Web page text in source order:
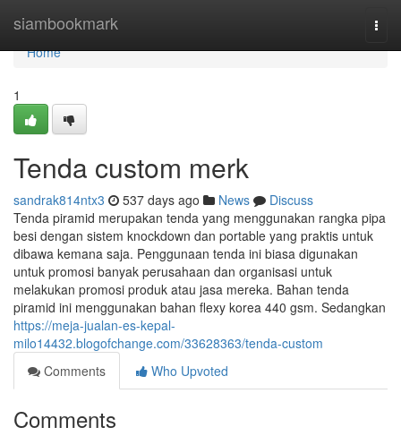
siambookmark
Home
Home
1
Tenda custom merk
sandrak814ntx3 537 days ago News
Discuss
Tenda piramid merupakan tenda yang menggunakan rangka pipa
besi dengan sistem knockdown dan portable yang praktis untuk
dibawa kemana saja. Penggunaan tenda ini biasa digunakan
untuk promosi banyak perusahaan dan organisasi untuk
melakukan promosi produk atau jasa mereka. Bahan tenda
piramid ini menggunakan bahan flexy korea 440 gsm. Sedangkan
https://meja-jualan-es-kepal-
milo14432.blogofchange.com/33628363/tenda-custom
Comments
Who Upvoted
Comments